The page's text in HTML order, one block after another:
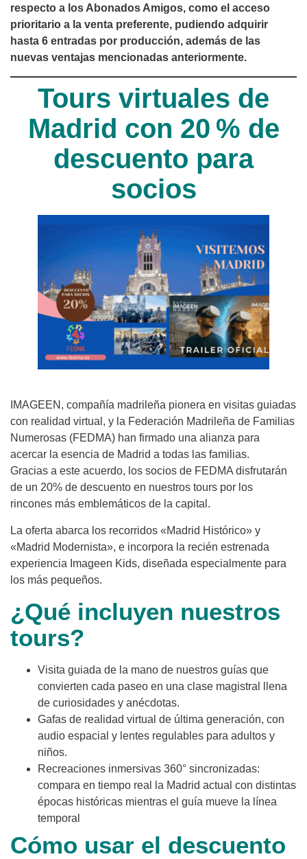
respecto a los Abonados Amigos, como el acceso
prioritario a la venta preferente, pudiendo adquirir
hasta 6 entradas por producción, además de las
nuevas ventajas mencionadas anteriormente.
Tours virtuales de
Madrid con 20 % de
descuento para
socios
IMAGEEN, compañía madrileña pionera en visitas guiadas
con realidad virtual, y la Federación Madrileña de Familias
Numerosas (FEDMA) han firmado una alianza para
acercar la esencia de Madrid a todas las familias.
Gracias a este acuerdo, los socios de FEDMA disfrutarán
de un 20% de descuento en nuestros tours por los
rincones más emblemáticos de la capital.
La oferta abarca los recorridos «Madrid Histórico» y
«Madrid Modernista», e incorpora la recién estrenada
experiencia Imageen Kids, diseñada especialmente para
los más pequeños.
¿Qué incluyen nuestros
tours?
Visita guiada de la mano de nuestros guías que
convierten cada paseo en una clase magistral llena
de curiosidades y anécdotas.
Gafas de realidad virtual de última generación, con
audio espacial y lentes regulables para adultos y
niños.
Recreaciones inmersivas 360° sincronizadas:
compara en tiempo real la Madrid actual con distintas
épocas históricas mientras el guía mueve la línea
temporal
Cómo usar el descuento